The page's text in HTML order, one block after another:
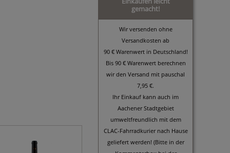
gemacht!
Wir versenden ohne
Versandkosten ab
90 € Warenwert in Deutschland!
Bis 90 € Warenwert berechnen
wir den Versand mit pauschal
7,95 €.
Ihr Einkauf kann auch im
Aachener Stadtgebiet
umweltfreundlich mit dem
CLAC-Fahrradkurier nach Hause
geliefert werden! (Bitte in der